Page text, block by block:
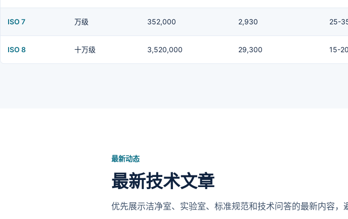
ISO 7 万级 352,000 2,930 25-
ISO 8 十万级 3,520,000 29,300 15-
最新动态
最新技术文章
优先展示洁净室、实验室、标准规范和技术问答的最新内容，